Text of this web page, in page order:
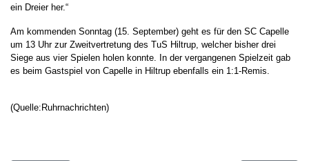
ein Dreier her.“
Am kommenden Sonntag (15. September) geht es für den SC Capelle
um 13 Uhr zur Zweitvertretung des TuS Hiltrup, welcher bisher drei
Siege aus vier Spielen holen konnte. In der vergangenen Spielzeit gab
es beim Gastspiel von Capelle in Hiltrup ebenfalls ein 1:1-Remis.
(Quelle:Ruhrnachrichten)